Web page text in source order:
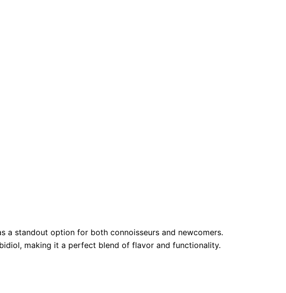
a standout option for both connoisseurs and newcomers.
making it a perfect blend of flavor and functionality.